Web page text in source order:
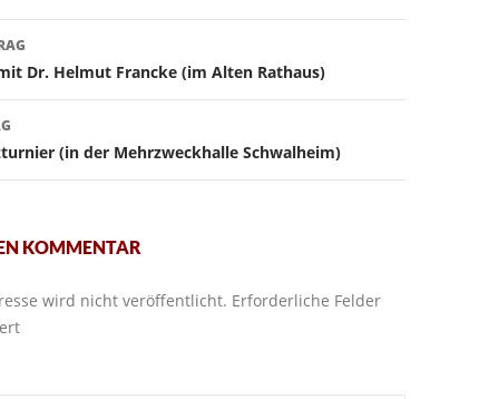
Dr. Helmut Francke (im Alten Rathaus)
(in der Mehrzweckhalle Schwalheim)
KOMMENTAR
wird nicht veröffentlicht. Erforderliche Felder